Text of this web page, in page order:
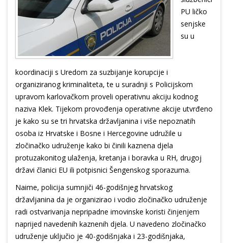
PU ličko
senjske
su u
koordinaciji s Uredom za suzbijanje korupcije i
organiziranog kriminaliteta, te u suradnji s Policijskom
upravom karlovačkom proveli operativnu akciju kodnog
naziva Klek. Tijekom provođenja operativne akcije utvrđeno
je kako su se tri hrvatska državljanina i više nepoznatih
osoba iz Hrvatske i Bosne i Hercegovine udružile u
zločinačko udruženje kako bi činili kaznena djela
protuzakonitog ulaženja, kretanja i boravka u RH, drugoj
državi članici EU ili potpisnici Šengenskog sporazuma.
Naime, policija sumnjiči 46-godišnjeg hrvatskog
državljanina da je organizirao i vodio zločinačko udruženje
radi ostvarivanja nepripadne imovinske koristi činjenjem
naprijed navedenih kaznenih djela. U navedeno zločinačko
udruženje uključio je 40-godišnjaka i 23-godišnjaka,